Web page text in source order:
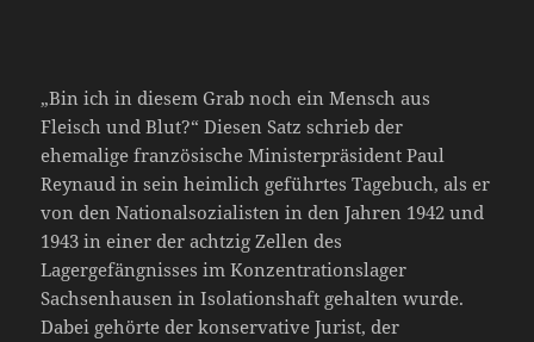
„Bin ich in diesem Grab noch ein Mensch aus
Fleisch und Blut?“ Diesen Satz schrieb der
ehemalige französische Ministerpräsident Paul
Reynaud in sein heimlich geführtes Tagebuch, als er
von den Nationalsozialisten in den Jahren 1942 und
1943 in einer der achtzig Zellen des
Lagergefängnisses im Konzentrationslager
Sachsenhausen in Isolationshaft gehalten wurde.
Dabei gehörte der konservative Jurist, der